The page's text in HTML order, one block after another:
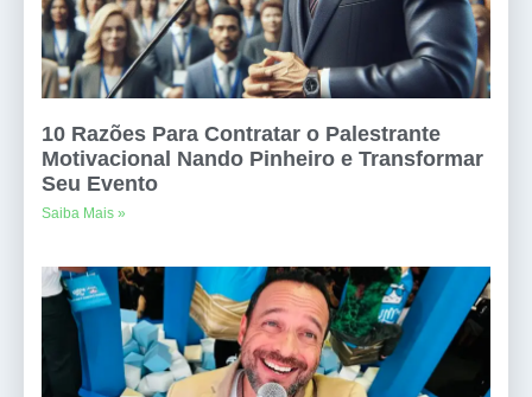
10 Razões Para Contratar o Palestrante
Motivacional Nando Pinheiro e Transformar
Seu Evento
Saiba Mais »